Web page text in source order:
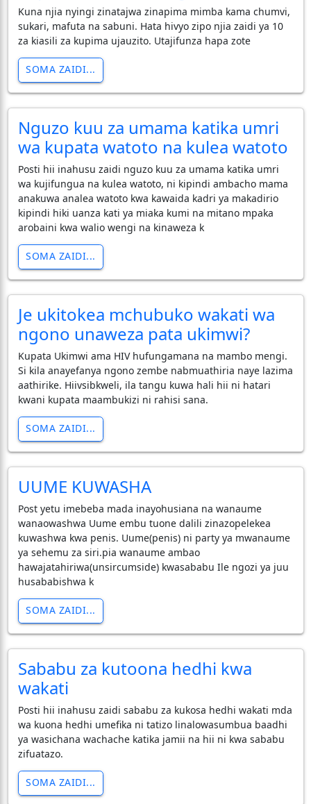
Kuna njia nyingi zinatajwa zinapima mimba kama chumvi,
sukari, mafuta na sabuni. Hata hivyo zipo njia zaidi ya 10
za kiasili za kupima ujauzito. Utajifunza hapa zote
SOMA ZAIDI...
Nguzo kuu za umama katika umri
wa kupata watoto na kulea watoto
Posti hii inahusu zaidi nguzo kuu za umama katika umri
wa kujifungua na kulea watoto, ni kipindi ambacho mama
anakuwa analea watoto kwa kawaida kadri ya makadirio
kipindi hiki uanza kati ya miaka kumi na mitano mpaka
arobaini kwa walio wengi na kinaweza k
SOMA ZAIDI...
Je ukitokea mchubuko wakati wa
ngono unaweza pata ukimwi?
Kupata Ukimwi ama HIV hufungamana na mambo mengi.
Si kila anayefanya ngono zembe nabmuathiria naye lazima
aathirike. Hiivsibkweli, ila tangu kuwa hali hii ni hatari
kwani kupata maambukizi ni rahisi sana.
SOMA ZAIDI...
UUME KUWASHA
Post yetu imebeba mada inayohusiana na wanaume
wanaowashwa Uume embu tuone dalili zinazopelekea
kuwashwa kwa penis. Uume(penis) ni party ya mwanaume
ya sehemu za siri.pia wanaume ambao
hawajatahiriwa(unsircumside) kwasababu Ile ngozi ya juu
husababishwa k
SOMA ZAIDI...
Sababu za kutoona hedhi kwa
wakati
Posti hii inahusu zaidi sababu za kukosa hedhi wakati mda
wa kuona hedhi umefika ni tatizo linalowasumbua baadhi
ya wasichana wachache katika jamii na hii ni kwa sababu
zifuatazo.
SOMA ZAIDI...